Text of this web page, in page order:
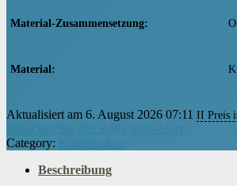
Material-Zusammensetzung
Material
Batterien inbegriffen
Aktualisiert am 6. August 2026 07:11 II Preis
Category:
Beschreibung